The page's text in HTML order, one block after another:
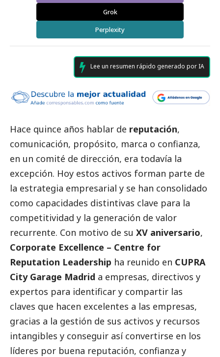
Grok
Perplexity
Lee un resumen rápido generado por IA
Hace quince años hablar de reputación,
comunicación, propósito, marca o confianza,
en un comité de dirección, era todavía la
excepción. Hoy estos activos forman parte de
la estrategia empresarial y se han consolidado
como capacidades distintivas clave para la
competitividad y la generación de valor
recurrente. Con motivo de su XV aniversario,
Corporate Excellence – Centre for
Reputation Leadership ha reunido en CUPRA
City Garage Madrid a empresas, directivos y
expertos para identificar y compartir las
claves que hacen excelentes a las empresas,
gracias a la gestión de sus activos y recursos
intangibles y conseguir así convertirse en los
líderes por buena reputación, confianza y